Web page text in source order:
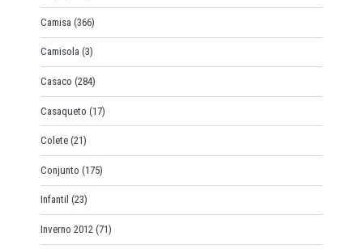
Camisa (366)
Camisola (3)
Casaco (284)
Casaqueto (17)
Colete (21)
Conjunto (175)
Infantil (23)
Inverno 2012 (71)